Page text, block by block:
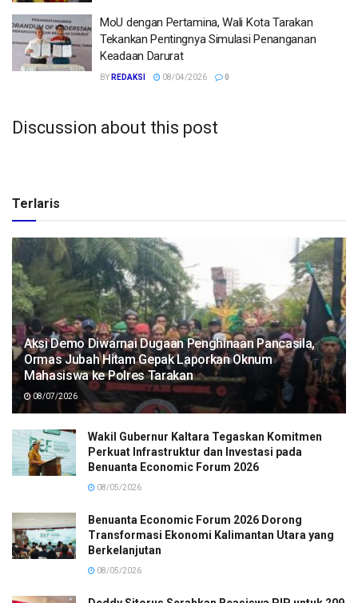
MoU dengan Pertamina, Wali Kota Tarakan
Tekankan Pentingnya Simulasi Penanganan
Keadaan Darurat
BY REDAKSI 08/04/2026 0
Discussion about this post
Terlaris
Aksi Demo Diwarnai Dugaan Penghinaan Pancasila,
Ormas Jubah Hitam Gepak Laporkan Oknum
Mahasiswa ke Polres Tarakan
08/07/2026
Wakil Gubernur Kaltara Tegaskan Komitmen
Perkuat Infrastruktur dan Investasi pada
Benuanta Economic Forum 2026
08/05/2026
Benuanta Economic Forum 2026 Dorong
Transformasi Ekonomi Kalimantan Utara yang
Berkelanjutan
08/05/2026